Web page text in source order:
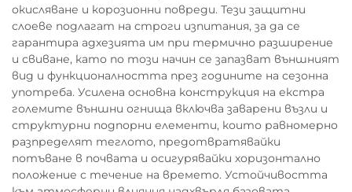
окисляване и корозионни повреди. Тези защитни
слоеве подлагат на строги изпитания, за да се
гарантира адхезията им при термично разширение
и свиване, като по този начин се запазват външният
вид и функционалността през годините на сезонна
употреба. Усилена основна конструкция на екстра
големите външни огнища включва заварени възли и
структурни подпорни елементи, които равномерно
разпределят теглото, предотвратявайки
потъване в почвата и осигурявайки хоризонтално
положение с течение на времето. Устойчивостта